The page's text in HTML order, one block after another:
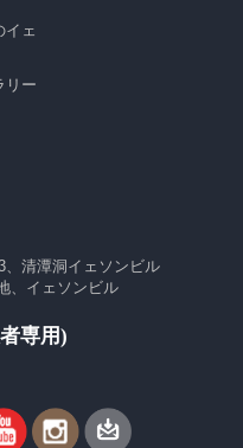
イェ
リー
清潭洞イェソンビル
、イェソンビル
専用)